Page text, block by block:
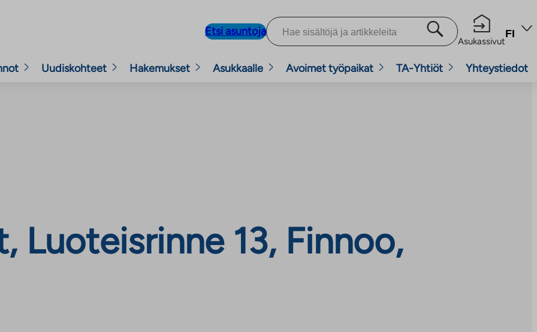
Etsi asuntoja
Asukassivut
FI
Uudiskohteet Hakemukset Asukkaalle Avoimet työpaikat TA-Yhtiöt Yhteystiedot
Luoteisrinne 13, Finnoo,